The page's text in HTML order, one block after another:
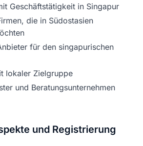
Geschäftstätigkeit in Singapur
die in Südostasien
für den singapurischen
lokaler Zielgruppe
und Beratungsunternehmen
und Registrierung